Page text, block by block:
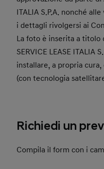
ITALIA S.P.A. nonché
i dettagli rivolgersi ai
La foto è inserita a titolo
SERVICE LEASE ITALIA
installare, a propria
(con tecnologia
Richiedi un
Compila il form con i